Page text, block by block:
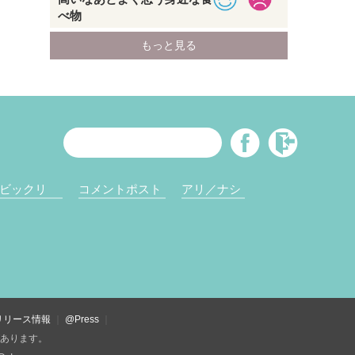
ビックリ コメントポスト アリ／ナシ
ース情報
@Press
ります。